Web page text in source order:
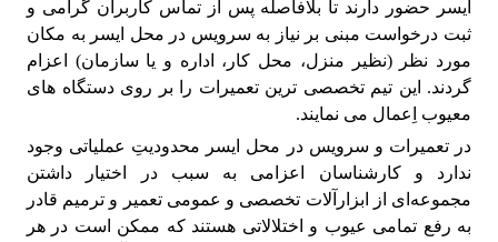
ایسر حضور دارند تا بلافاصله پس از تماس کاربران گرامی و
ثبت درخواست مبنی بر نیاز به سرویس در محل ایسر به مکان
مورد نظر (نظیر منزل، محل کار، اداره و یا سازمان) اعزام
گردند. این تیم تخصصی ترین تعمیرات را بر روی دستگاه های
معیوب اِعمال می نمایند.
در تعمیرات و سرویس در محل ایسر محدودیتِ عملیاتی وجود
ندارد و کارشناسان اعزامی به سبب در اختیار داشتن
مجموعه‌ای از ابزارآلات تخصصی و عمومی تعمیر و ترمیم قادر
به رفع تمامی عیوب و اختلالاتی هستند که ممکن است در هر